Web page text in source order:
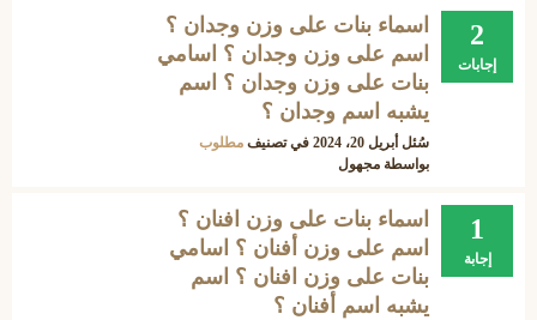
2
إجابات
اسماء بنات على وزن وجدان ؟
اسم على وزن وجدان ؟ اسامي
بنات على وزن وجدان ؟ اسم
يشبه اسم وجدان ؟
سُئل أبريل 20، 2024 في تصنيف مطلوب
بواسطة مجهول
1
إجابة
اسماء بنات على وزن افنان ؟
اسم على وزن أفنان ؟ اسامي
بنات على وزن افنان ؟ اسم
يشبه اسم أفنان ؟